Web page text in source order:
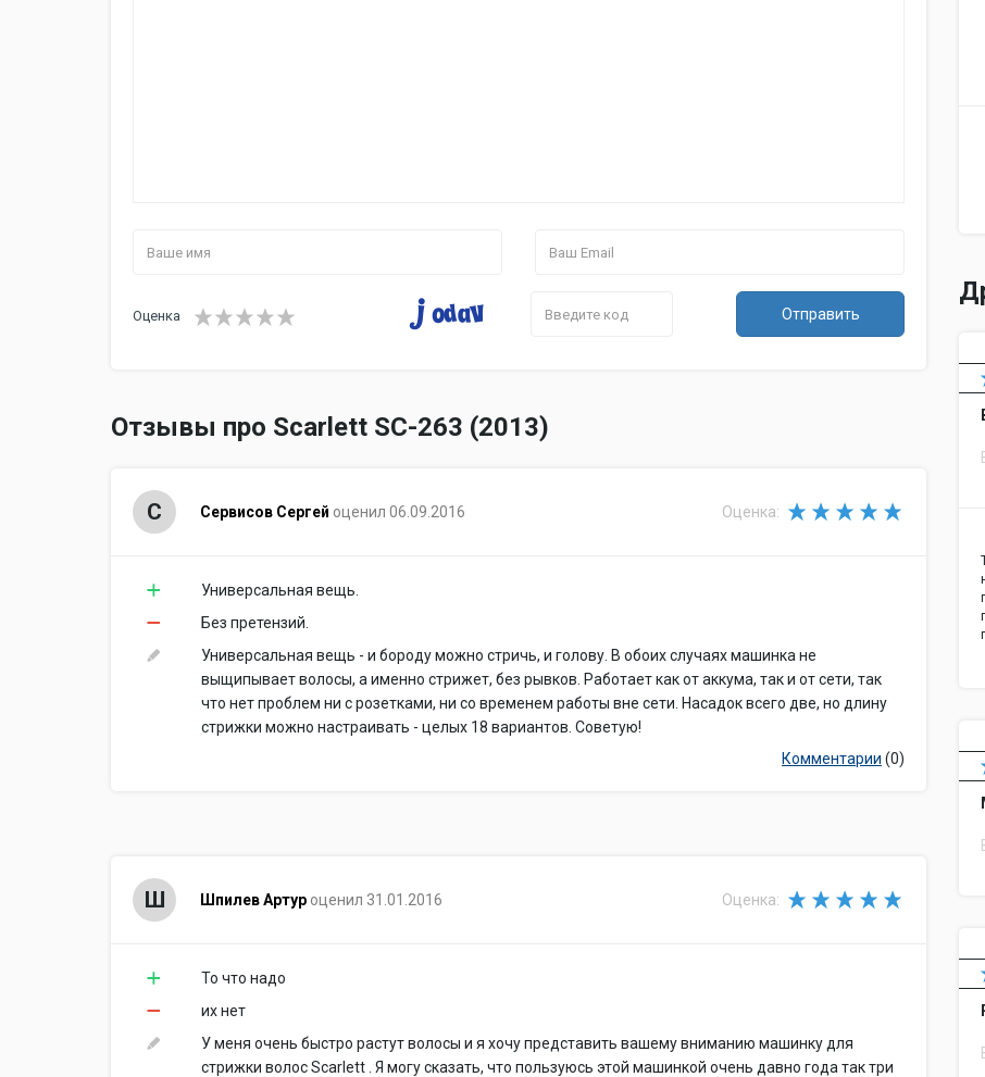
Оценка Отправить
Отзывы про Scarlett SC-263 (2013)
С Сервисов Cергей оценил 06.09.2016 Оценка:
Универсальная вещь.
Без претензий.
Универсальная вещь - и бороду можно стричь, и голову. В обоих случаях машинка не
выщипывает волосы, а именно стрижет, без рывков. Работает как от аккума, так и от сети, так
что нет проблем ни с розетками, ни со временем работы вне сети. Насадок всего две, но длину
стрижки можно настраивать - целых 18 вариантов. Советую!
Комментарии (0)
Ш Шпилев Артур оценил 31.01.2016 Оценка:
То что надо
их нет
У меня очень быстро растут волосы и я хочу представить вашему вниманию машинку для
стрижки волос Scarlett . Я могу сказать, что пользуюсь этой машинкой очень давно года так три